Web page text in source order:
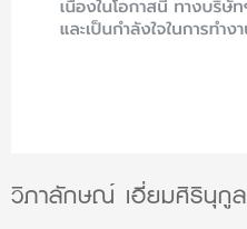
วิภาลักษณ์ เอี่ยมศิรินุกูล